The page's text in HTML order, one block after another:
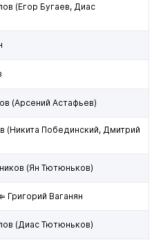
(Егор Бугаев, Диас
(Арсений Астафьев)
(Никита Побединский, Дмитрий
(Ян Тютюньков)
Григорий Ваганян
(Диас Тютюньков)